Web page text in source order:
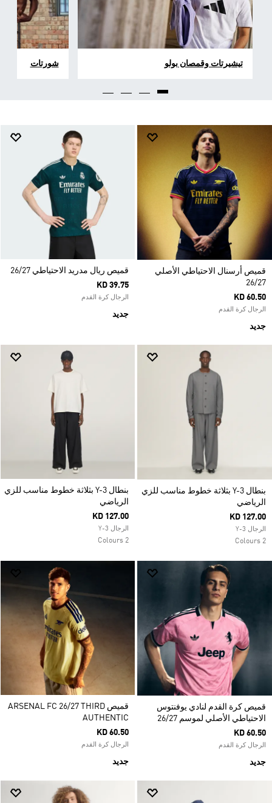
تيشيرتات وقمصان بولو شورتات
قميص أرسنال الاحتياطي الأصلي
26/27
KD 60.50
الرجال كرة القدم
جديد
قميص ريال مدريد الاحتياطي 26/27
KD 39.75
الرجال كرة القدم
جديد
بنطال Y-3 بثلاثة خطوط مناسب للزي
الرياضي
KD 127.00
الرجال Y-3
2 Colours
بنطال Y-3 بثلاثة خطوط مناسب للزي
الرياضي
KD 127.00
الرجال Y-3
2 Colours
قميص كرة القدم لنادي يوفنتوس
الاحتياطي الأصلي لموسم 26/27
KD 60.50
الرجال كرة القدم
جديد
قميص ARSENAL FC 26/27 THIRD
AUTHENTIC
KD 60.50
الرجال كرة القدم
جديد